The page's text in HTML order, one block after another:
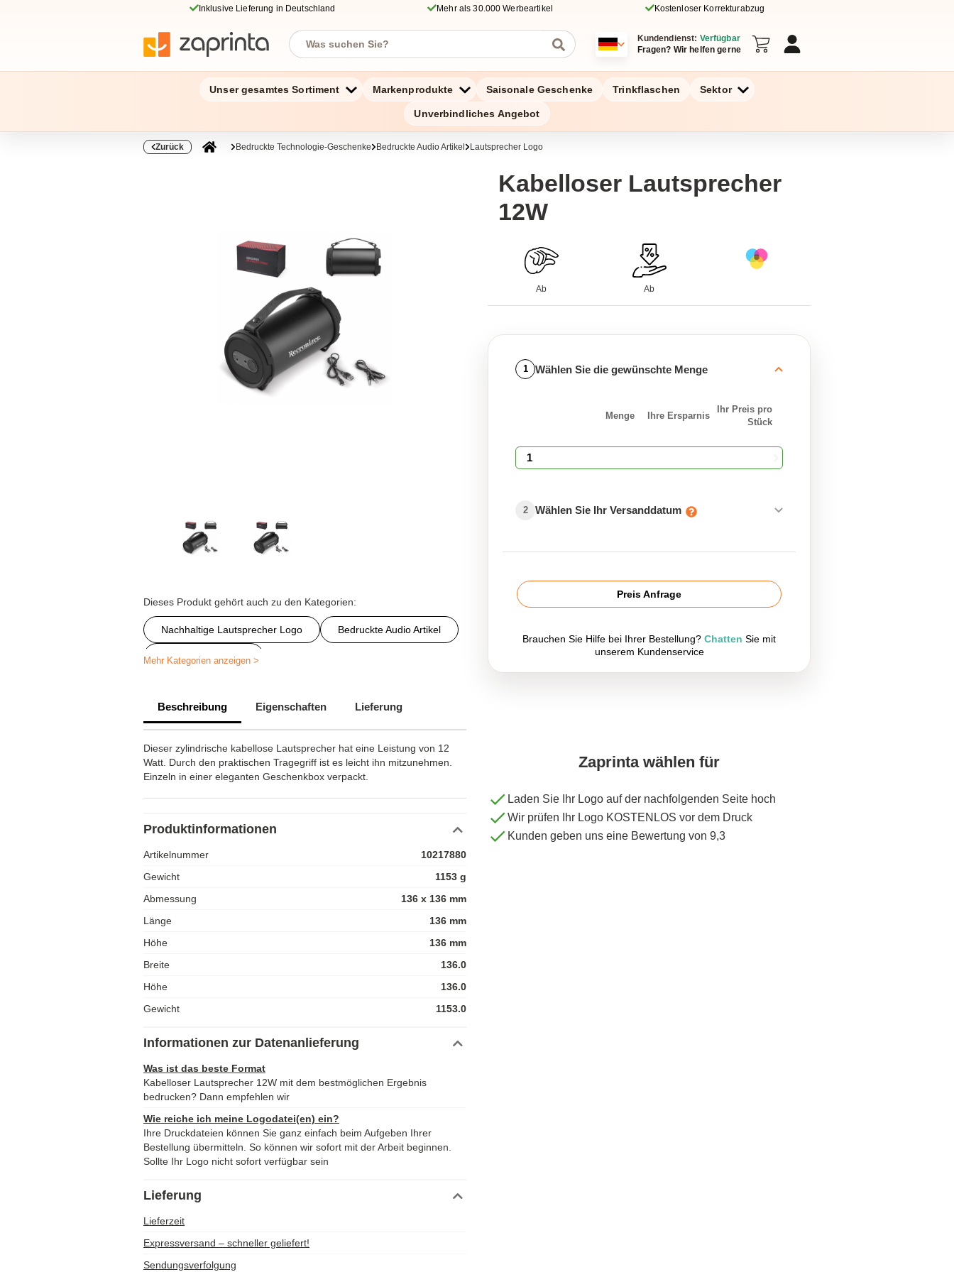
Inklusive Lieferung in Deutschland Mehr als 30.000 Werbeartikel Kostenloser Korrekturabzug
Kundendienst: Verfügbar
Fragen? Wir helfen gerne
Unser gesamtes Sortiment Markenprodukte Saisonale Geschenke Trinkflaschen Sektor
Unverbindliches Angebot
Zurück Bedruckte Technologie-Geschenke Bedruckte Audio Artikel Lautsprecher Logo
Dieses Produkt gehört auch zu den Kategorien:
Nachhaltige Lautsprecher Logo Bedruckte Audio Artikel
Lautsprecher Logo
Mehr Kategorien anzeigen >
Beschreibung Eigenschaften Lieferung
Dieser zylindrische kabellose Lautsprecher hat eine Leistung von 12
Watt. Durch den praktischen Tragegriff ist es leicht ihn mitzunehmen.
Einzeln in einer eleganten Geschenkbox verpackt.
Produktinformationen
Artikelnummer
10217880
Gewicht
1153 g
Abmessung
136 x 136 mm
Länge
136 mm
Höhe
136 mm
Breite
136.0
Höhe
136.0
Gewicht
1153.0
Informationen zur Datenanlieferung
Was ist das beste Format
Kabelloser Lautsprecher 12W mit dem bestmöglichen Ergebnis
bedrucken? Dann empfehlen wir
Wie reiche ich meine Logodatei(en) ein?
Ihre Druckdateien können Sie ganz einfach beim Aufgeben Ihrer
Bestellung übermitteln. So können wir sofort mit der Arbeit beginnen.
Sollte Ihr Logo nicht sofort verfügbar sein
Lieferung
Lieferzeit
Expressversand – schneller geliefert!
Sendungsverfolgung
Kabelloser Lautsprecher
12W
Ab Ab
1 Wählen Sie die gewünschte Menge
Menge Ihre Ersparnis
Ihr Preis pro
Stück
2 Wählen Sie Ihr Versanddatum
Preis Anfrage
Brauchen Sie Hilfe bei Ihrer Bestellung? Chatten Sie mit
unserem Kundenservice
Zaprinta wählen für
Laden Sie Ihr Logo auf der nachfolgenden Seite hoch
Wir prüfen Ihr Logo KOSTENLOS vor dem Druck
Kunden geben uns eine Bewertung von 9,3